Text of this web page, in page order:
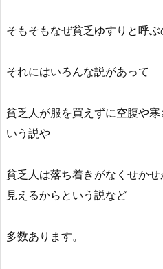
そもそもなぜ貧乏ゆすりと呼ぶ
それにはいろんな説があって
貧乏人が服を買えずに空腹や
いう説や
貧乏人は落ち着きがなくせか
見えるからという説など
多数あります。